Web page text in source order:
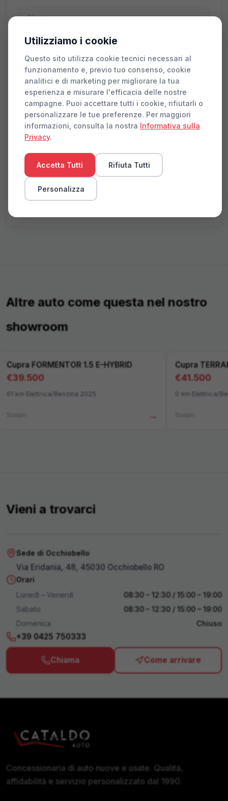
Accetto i
Invia richiesta
Risposta entro 24 ore lavorative · I tuoi dati non saranno
Altre auto come questa nel nostro
showroom
Cupra FORMENTOR 1.5 E-HYBRID
€39.500
km Elettrica/Benzina
→
Cupra
€41.500
km Elettrica/
Vieni a trovarci
Sede di Occhiobello
Via Eridania, 48, 45030 Occhiobello RO
Orari
Lunedì – Venerdì
08:30 – 12:30 / 15:00 – 19:00
Sabato
08:30 – 12:30 / 15:00 – 19:00
Domenica
Chiuso
+39 0425 750333
Chiama Come arrivare
Concessionaria di auto nuove e usate. Qualità,
affidabilità e servizio personalizzato dal 1990.
Utilizziamo i cookie
Questo sito utilizza cookie tecnici necessari al
funzionamento e, previo tuo consenso, cookie
analitici e di marketing per migliorare la tua
esperienza e misurare l'efficacia delle nostre
campagne. Puoi accettare tutti i cookie, rifiutarli o
personalizzare le tue preferenze. Per maggiori
informazioni, consulta la nostra Informativa sulla
Privacy.
Accetta Tutti Rifiuta Tutti
Personalizza